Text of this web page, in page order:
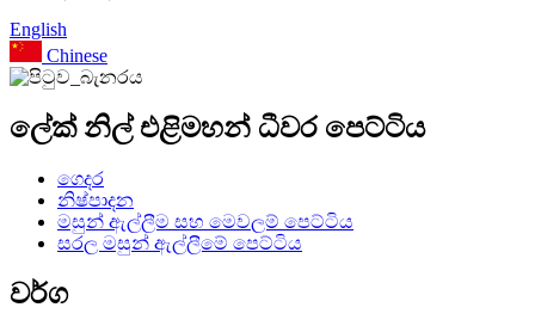
English
Chinese
ලේක් නිල් එළිමහන් ධීවර පෙට්ටිය
ගෙදර
නිෂ්පාදන
මසුන් ඇල්ලීම සහ මෙවලම් පෙට්ටිය
සරල මසුන් ඇල්ලීමේ පෙට්ටිය
වර්ග